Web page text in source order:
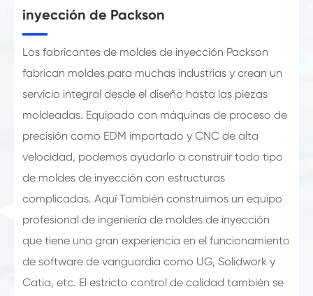
inyección de Packson
Los fabricantes de moldes de inyección Packson
fabrican moldes para muchas industrias y crean un
servicio integral desde el diseño hasta las piezas
moldeadas. Equipado con máquinas de proceso de
precisión como EDM importado y CNC de alta
velocidad, podemos ayudarlo a construir todo tipo
de moldes de inyección con estructuras
complicadas. Aquí También construimos un equipo
profesional de ingeniería de moldes de inyección
que tiene una gran experiencia en el funcionamiento
de software de vanguardia como UG, Solidwork y
Catia, etc. El estricto control de calidad también se